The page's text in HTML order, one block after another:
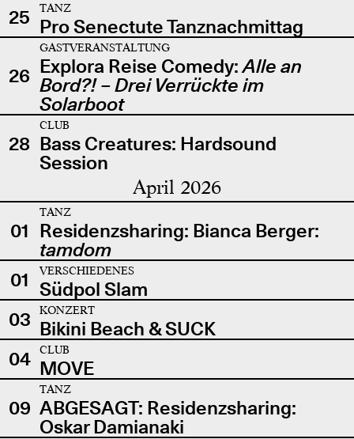
25
TANZ
Pro Senectute Tanznachmittag
26
GASTVERANSTALTUNG
Explora Reise Comedy:Alle an
Bord?! – Drei Verrückte im
Solarboot
28
CLUB
Bass Creatures: Hardsound
Session
April 2026
01
TANZ
Residenzsharing: Bianca Berger:
tamdom
01
VERSCHIEDENES
Südpol Slam
03
KONZERT
Bikini Beach & SUCK
04
CLUB
MOVE
09
TANZ
ABGESAGT: Residenzsharing:
Oskar Damianaki